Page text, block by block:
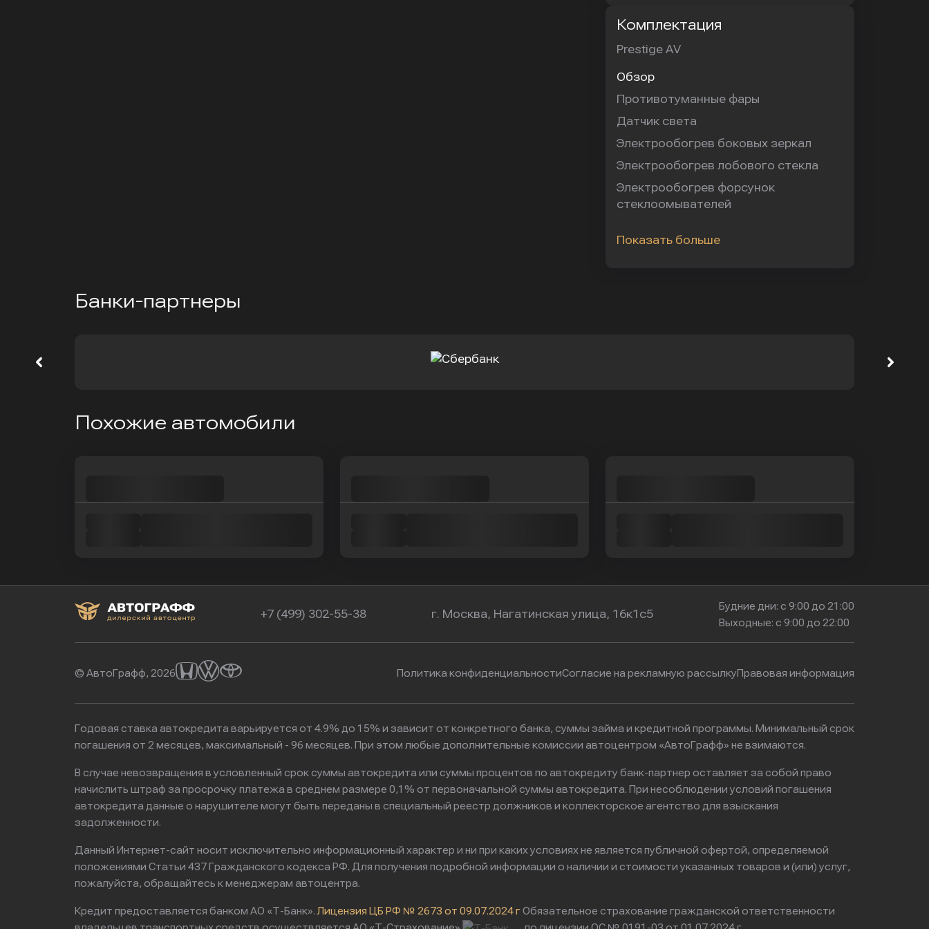
Комплектация
Prestige AV
Обзор
Противотуманные фары
Датчик света
Электрообогрев боковых зеркал
Электрообогрев лобового стекла
Электрообогрев форсунок
стеклоомывателей
Показать больше
Банки-партнеры
Похожие автомобили
+7 (499) 302-55-38 г. Москва, Нагатинская улица, 16к1с5
Будние дни: с 9:00 до 21:00
Выходные: с 9:00 до 22:00
© АвтоГрафф, 2026 Политика конфиденциальностиСогласие на рекламную рассылкуПравовая информация
Годовая ставка автокредита варьируется от 4.9% до 15% и зависит от конкретного банка, суммы займа и кредитной программы. Минимальный срок
погашения от 2 месяцев, максимальный - 96 месяцев. При этом любые дополнительные комиссии автоцентром «АвтоГрафф» не взимаются.
В случае невозвращения в условленный срок суммы автокредита или суммы процентов по автокредиту банк-партнер оставляет за собой право
начислить штраф за просрочку платежа в среднем размере 0,1% от первоначальной суммы автокредита. При несоблюдении условий погашения
автокредита данные о нарушителе могут быть переданы в специальный реестр должников и коллекторское агентство для взыскания
задолженности.
Данный Интернет-сайт носит исключительно информационный характер и ни при каких условиях не является публичной офертой, определяемой
положениями Статьи 437 Гражданского кодекса РФ. Для получения подробной информации о наличии и стоимости указанных товаров и (или) услуг,
пожалуйста, обращайтесь к менеджерам автоцентра.
Кредит предоставляется банком АО «Т-Банк». Лицензия ЦБ РФ № 2673 от 09.07.2024 гОбязательное страхование гражданской ответственности